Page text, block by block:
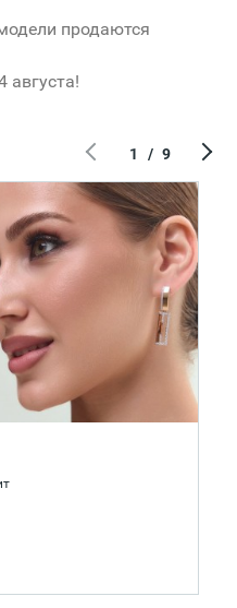
продаются
августа!
1 / 9